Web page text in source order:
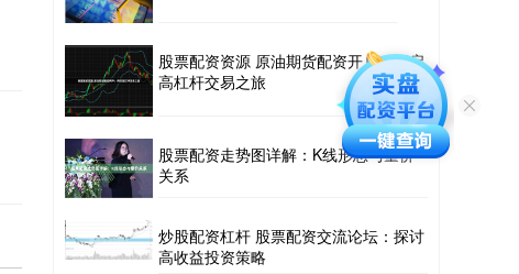
股票配资资源 原油期货配资开户：开启
高杠杆交易之旅
股票配资走势图详解：K线形态与量价
关系
炒股配资杠杆 股票配资交流论坛：探讨
高收益投资策略